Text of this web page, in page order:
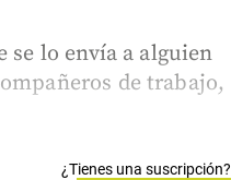
se lo envía a alguien
de trabajo,
¿Tienes una suscripción?